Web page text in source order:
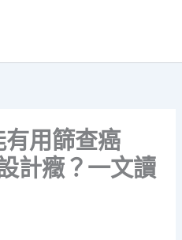
用篩查癌
計癥？一文讀